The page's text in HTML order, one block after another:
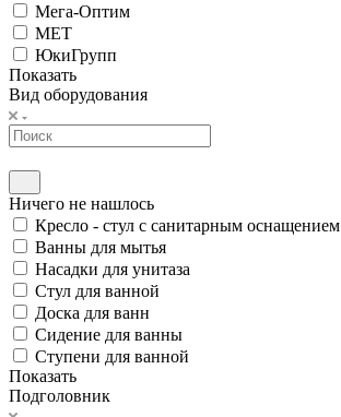
Мега-Оптим
МЕТ
ЮкиГрупп
Показать
Вид оборудования
Ничего не нашлось
Кресло - стул с санитарным оснащением
Ванны для мытья
Насадки для унитаза
Стул для ванной
Доска для ванн
Сидение для ванны
Ступени для ванной
Показать
Подголовник